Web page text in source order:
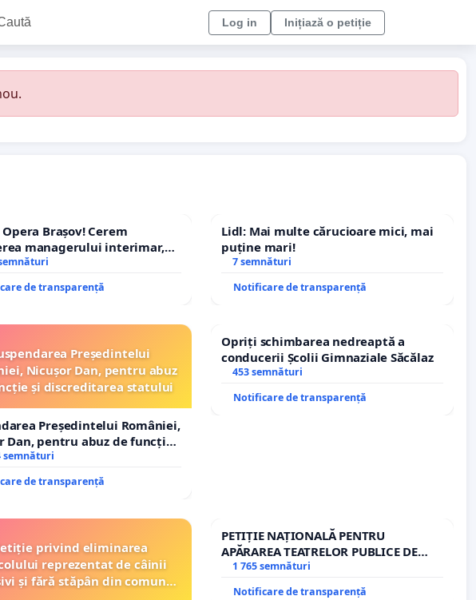
Log in Inițiază o petiție
Brașov! Cerem
managerului interimar,
Lucian-Marius!
de transparență
Lidl: Mai multe cărucioare mici, mai
puține mari!
7 semnături
Notificare de transparență
Președintelui
Nicușor Dan, pentru abuz
și discreditarea statului
Președintelui României,
Dan, pentru abuz de funcție
statului
semnături
de transparență
Opriți schimbarea nedreaptă a
conducerii Școlii Gimnaziale Săcălaz
453 semnături
Notificare de transparență
privind eliminarea
reprezentat de câinii
și fără stăpân din comuna
PETIȚIE NAȚIONALĂ PENTRU
APĂRAREA TEATRELOR PUBLICE DE
REPERTORIU DIN ROMÂNIA
1 765 semnături
Notificare de transparență